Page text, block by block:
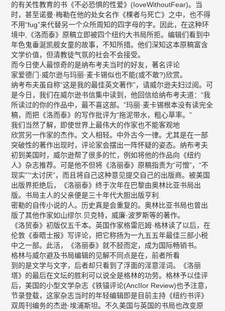
的有关性教育的书《不必恐惧的性爱》(IoveWithoutFear)。当
时，甚至诺曼·梅勒在他的处女名作《棵者与死亡》之中，也不得
不用“fug”来代替另一个众所周知的四字母的字。因此，在这种环
境中,《洛而泰》原稿立即被四个纽约大书局所拒。编辑们看到中
年色鬼垂涎凯舰女童的故事，不知所措。他们深知这本原稿富含
文学价值，但清教徒气氛的社会不会接受。
而今日使人最惊奇的是纳布考夫当时的好友，著名评论
家爱德门·威尔逊与玛丽·麦卡锡似也不能(或不敢?)欣赏。
纳考布夫虽自称“这是我的最佳英文著作”，请威尔逊夫妇过阅。可
是今日，我们在威尔逊书信集中读到，他回信给纳布考夫道：“我
所读过的你的作品中，最不喜这部。”玛丽·麦卡锡根本没有读完全
稿，而把《洛而泰》的写作批评为“拖泥带水，粗心草率。”
我们当然了解，即使世界上最伟大的作家也不能客观地
欣赏另一作家的杰作。文人相轻。中外古今一律。尤其是在一部
突破性的著作出现时，评论家会摆出一阵怀疑的姿态。纳布考夫
初到美国时，威尔逊帮了很多的忙，例如将他的作品向《纽约
人》杂志推荐。可是他不但将《洛丽泰》原稿指责为“可憎”，“不
现实”’“太讨厌”，而且将自己这种意见提交自己的出版商。被美国
出版界拒绝后，《洛丽泰》终于次年在巴黎由奥林比亚书局出
版。书局主人的父亲便是三十年代大胆出版亨利.
密勒的自传小说的人。历史真是会重复的。奥林比亚书局也曾出
版了其他作家如山缪尔.贝克特，威廉·波罗斯等的著作。
《洛贸泰》初版仅五千本。英国作家格雷厄姆·格林读了以后，在
伦敦《泰晤士报》写评论，把它称扬为一九五五年最佳三部小税
中之一部。此活，《洛丽泰》就不胫而定，成为国际畅销书。
格林与威尔避及书局编辑的见解不同点是在，前者所看
到的是文学与文字，后者却只看到了浮面的淫意淫词。《洛丽
塔》的最后在文坛的胜利可以说全是格林的功劳。格林予以佳评
后，美国的小型文学杂志《铁锚评论(AncIIor Review)也予注意，
节录登载，这家杂志当时的年轻编辑即是目前主持《纽约书评》
双周刊编务的杰逊·埃浦斯坦。不久美国与英国的书局也改变原